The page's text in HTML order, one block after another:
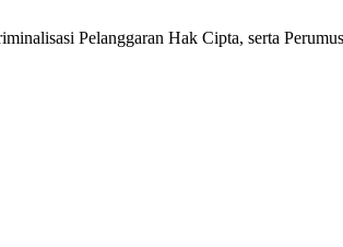
Pelanggaran Hak Cipta, serta